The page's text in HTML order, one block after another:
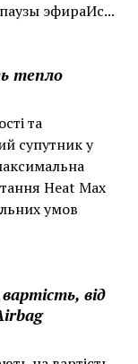
эфираИс...
тепло
та
супутник у
Heat Max
умов
від